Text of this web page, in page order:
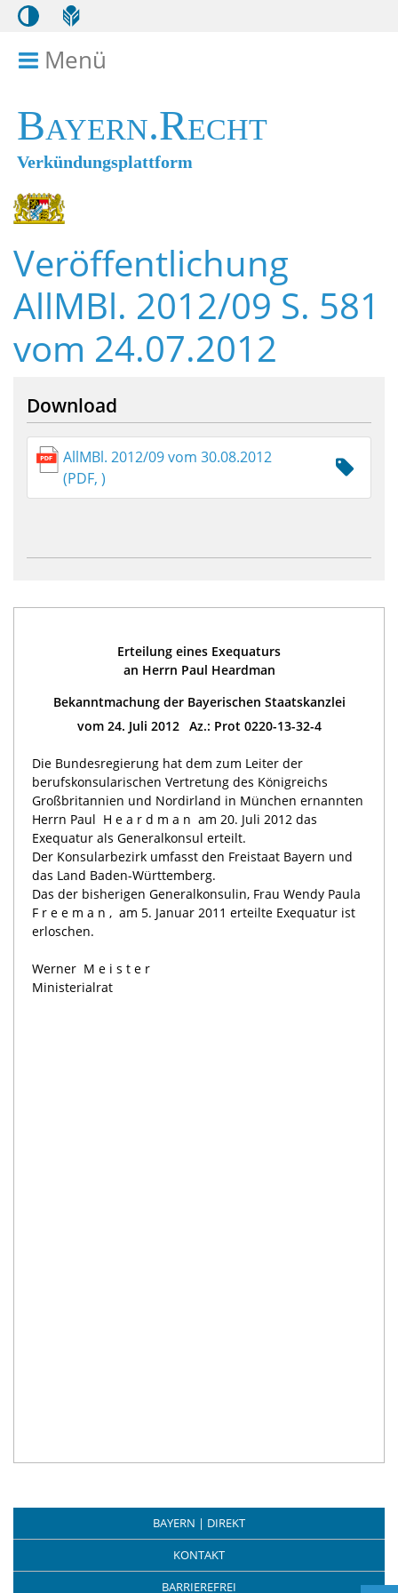
Menü
Bayern.Recht
Verkündungsplattform
Veröffentlichung
AllMBl. 2012/09 S. 581
vom 24.07.2012
Download
AllMBl. 2012/09 vom 30.08.2012
(PDF, )
Erteilung eines Exequaturs
an Herrn Paul Heardman
Bekanntmachung der Bayerischen Staatskanzlei
vom 24. Juli 2012 Az.: Prot 0220-13-32-4
Die Bundesregierung hat dem zum Leiter der
berufskonsularischen Vertretung des Königreichs
Großbritannien und Nordirland in München ernannten
Herrn Paul Heardman am 20. Juli 2012 das
Exequatur als Generalkonsul erteilt.
Der Konsularbezirk umfasst den Freistaat Bayern und
das Land Baden-Württemberg.
Das der bisherigen Generalkonsulin, Frau Wendy Paula
Freeman, am 5. Januar 2011 erteilte Exequatur ist
erloschen.
Werner Meister
Ministerialrat
BAYERN | DIREKT
KONTAKT
BARRIEREFREI